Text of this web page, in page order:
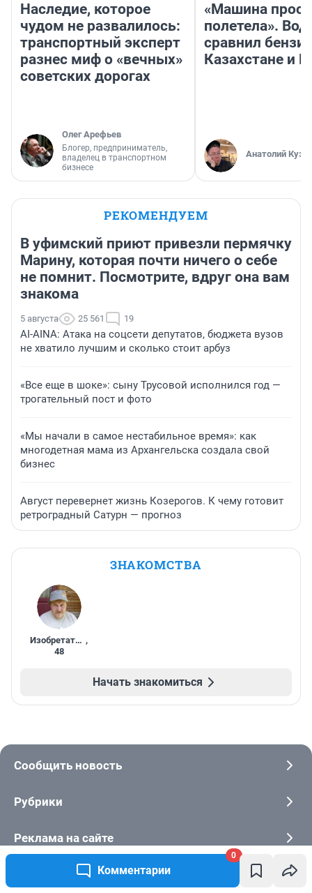
Комментарии
0
Наследие, которое
чудом не развалилось:
транспортный эксперт
разнес миф о «вечных»
советских дорогах
Олег Арефьев
Блогер, предприниматель,
владелец в транспортном
бизнесе
«Машина
полетела».
сравнил
Казахстане и
Анатолий
РЕКОМЕНДУЕМ
В уфимский приют привезли пермячку
Марину, которая почти ничего о себе
не помнит. Посмотрите, вдруг она вам
знакома
5 августа 25 561 19
AI-AINA: Атака на соцсети депутатов, бюджета вузов
не хватило лучшим и сколько стоит арбуз
«Все еще в шоке»: сыну Трусовой исполнился год —
трогательный пост и фото
«Мы начали в самое нестабильное время»: как
многодетная мама из Архангельска создала свой
бизнес
Август перевернет жизнь Козерогов. К чему готовит
ретроградный Сатурн — прогноз
ЗНАКОМСТВА
Изобретатель ,
48
Начать знакомиться
Сообщить новость
Рубрики
Реклама на сайте
Прайс-лист